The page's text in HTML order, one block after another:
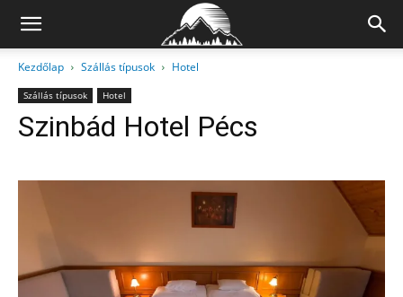
Kezdőlap Szállás típusok Hotel
Szállás típusok Hotel
Szinbád Hotel Pécs